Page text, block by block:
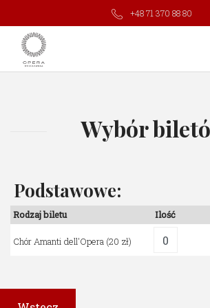
+48 71 370 88 80
Wybór
Podstawowe:
Rodzaj biletu Ilość
Chór Amanti dell'Opera (20 zł)